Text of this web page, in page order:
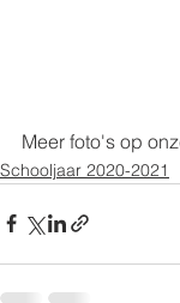
Meer foto's op
Schooljaar 2020-2021